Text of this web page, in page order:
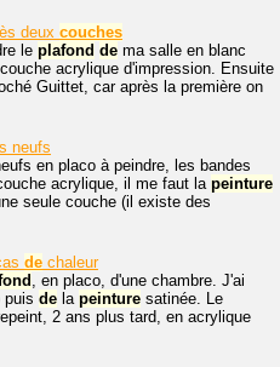
deux couches
le plafond de ma salle en blanc
acrylique d'impression. Ensuite
Guittet, car après la première on
neufs
en placo à peindre, les bandes
acrylique, il me faut la peinture
seule couche (il existe des
de chaleur
, en placo, d'une chambre. J'ai
puis de la peinture satinée. Le
2 ans plus tard, en acrylique